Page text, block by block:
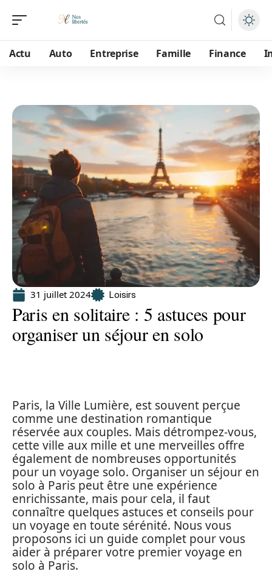
Actu Auto Entreprise Famille Finance
31 juillet 2024 Loisirs
Paris en solitaire : 5 astuces pour
organiser un séjour en solo
Paris, la Ville Lumière, est souvent perçue
comme une destination romantique
réservée aux couples. Mais détrompez-vous,
cette ville aux mille et une merveilles offre
également de nombreuses opportunités
pour un voyage solo. Organiser un séjour en
solo à Paris peut être une expérience
enrichissante, mais pour cela, il faut
connaître quelques astuces et conseils pour
un voyage en toute sérénité. Nous vous
proposons ici un guide complet pour vous
aider à préparer votre premier voyage en
solo à Paris.